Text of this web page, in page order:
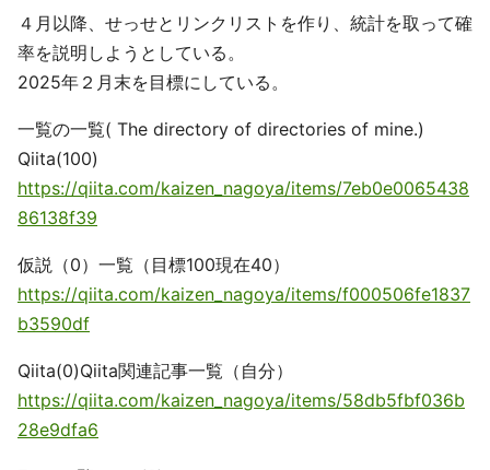
４月以降、せっせとリンクリストを作り、統計を取って確
率を説明しようとしている。
2025年２月末を目標にしている。
一覧の一覧( The directory of directories of mine.)
Qiita(100)
https://qiita.com/kaizen_nagoya/items/7eb0e0065438
86138f39
仮説（0）一覧（目標100現在40）
https://qiita.com/kaizen_nagoya/items/f000506fe1837
b3590df
Qiita(0)Qiita関連記事一覧（自分）
https://qiita.com/kaizen_nagoya/items/58db5fbf036b
28e9dfa6